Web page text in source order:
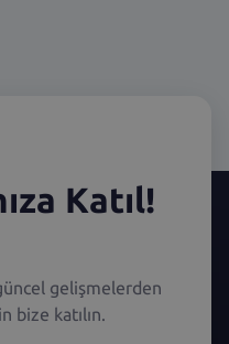
Katıl!
gelişmelerden
bize katılın.